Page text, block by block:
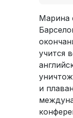
Марина
учится
и